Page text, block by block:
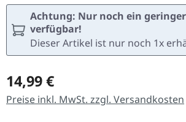
Achtung: Nur noch ein
verfügbar!
Dieser Artikel ist nur noch 1x
Regulärer Preis:
14,99 €
Preise inkl. MwSt. zzgl. Versandkosten